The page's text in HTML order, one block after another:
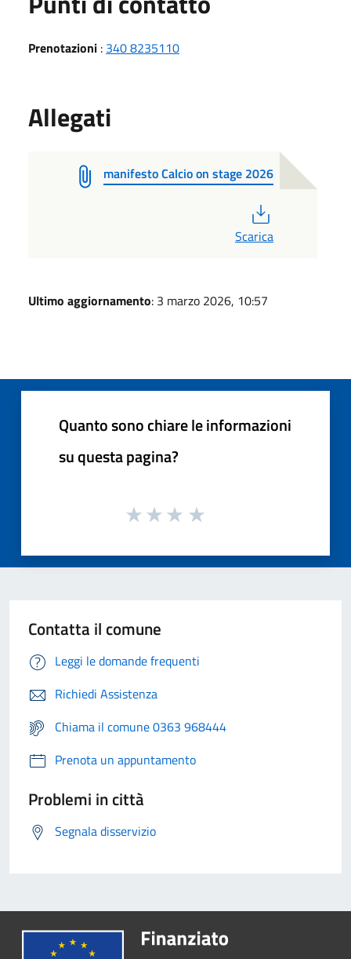
Prenotazioni : 340 8235110
Allegati
manifesto Calcio on stage 2026
Scarica
Ultimo aggiornamento: 3 marzo 2026, 10:57
Quanto sono chiare le informazioni
su questa pagina?
Contatta il comune
Leggi le domande frequenti
Richiedi Assistenza
Chiama il comune 0363 968444
Prenota un appuntamento
Problemi in città
Segnala disservizio